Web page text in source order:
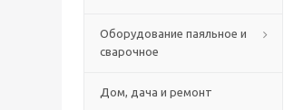
Оборудование паяльное и
сварочное
Дом, дача и ремонт